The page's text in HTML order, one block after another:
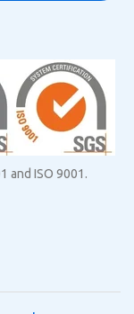
and ISO 9001.